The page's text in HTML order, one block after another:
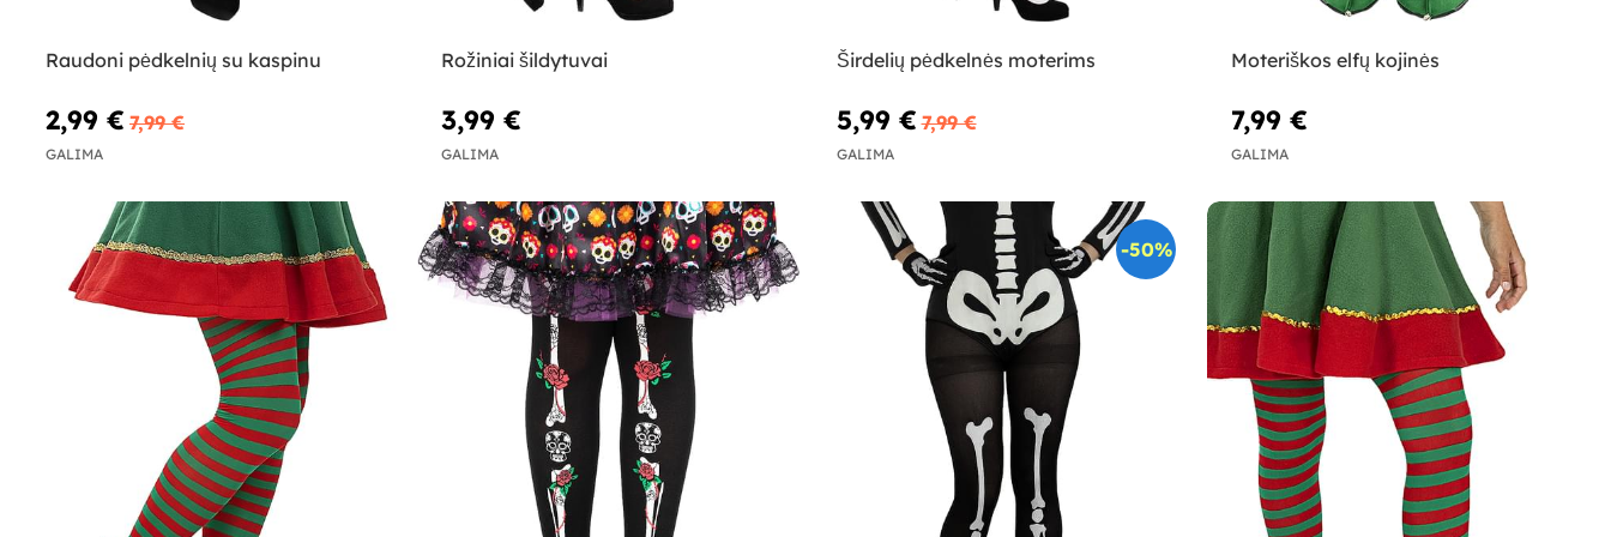
Raudoni pėdkelnių su kaspinu
2,99 € 7,99 €
GALIMA
Rožiniai šildytuvai
3,99 €
GALIMA
Širdelių pėdkelnės moterims
5,99 € 7,99 €
GALIMA
Moteriškos elfų kojinės
7,99 €
GALIMA
-50%